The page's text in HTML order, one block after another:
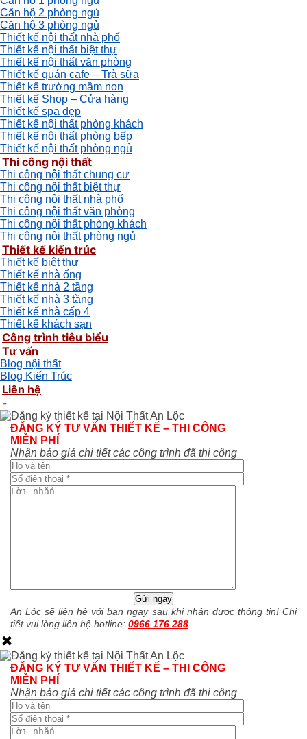
Căn hộ 2 phòng ngủ
Căn hộ 3 phòng ngủ
Thiết kế nội thất nhà phố
Thiết kế nội thất biệt thự
Thiết kế nội thất văn phòng
Thiết kế quán cafe – Trà sữa
Thiết kế trường mầm non
Thiết kế Shop – Cửa hàng
Thiết kế spa đẹp
Thiết kế nội thất phòng khách
Thiết kế nội thất phòng bếp
Thiết kế nội thất phòng ngủ
Thi công nội thất
Thi công nội thất chung cư
Thi công nội thất biệt thự
Thi công nội thất nhà phố
Thi công nội thất văn phòng
Thi công nội thất phòng khách
Thi công nội thất phòng ngủ
Thiết kế kiến trúc
Thiết kế biệt thự
Thiết kế nhà ống
Thiết kế nhà 2 tầng
Thiết kế nhà 3 tầng
Thiết kế nhà cấp 4
Thiết kế khách sạn
Công trình tiêu biểu
Tư vấn
Blog nội thất
Blog Kiến Trúc
Liên hệ
-
ĐĂNG KÝ TƯ VẤN THIẾT KẾ – THI CÔNG
MIỄN PHÍ
Nhận báo giá chi tiết các công trình đã thi công
An Lộc sẽ liên hệ với bạn ngay sau khi nhận được thông tin! Chi
tiết vui lòng liên hệ hotline: 0966 176 288
ĐĂNG KÝ TƯ VẤN THIẾT KẾ – THI CÔNG
MIỄN PHÍ
Nhận báo giá chi tiết các công trình đã thi công